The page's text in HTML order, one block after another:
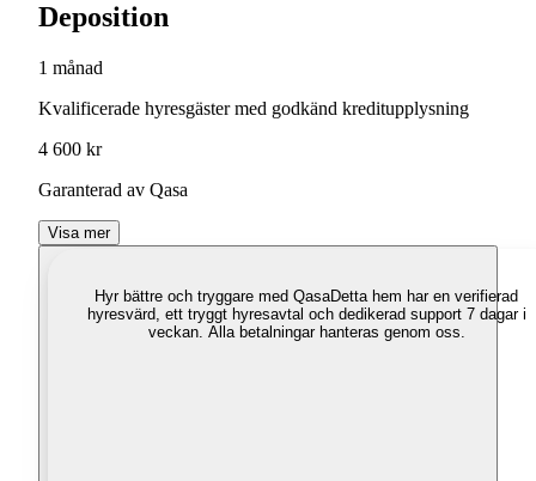
Deposition
1 månad
Kvalificerade hyresgäster med godkänd kreditupplysning
4 600 kr
Garanterad av Qasa
Visa mer
Hyr bättre och tryggare med QasaDetta hem har en verifierad
hyresvärd, ett tryggt hyresavtal och dedikerad support 7 dagar i
veckan. Alla betalningar hanteras genom oss.